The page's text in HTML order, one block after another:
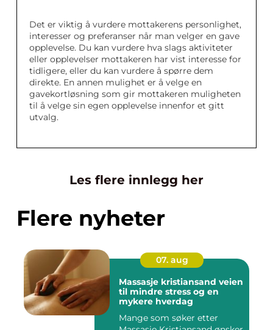
Det er viktig å vurdere mottakerens personlighet,
interesser og preferanser når man velger en gave
opplevelse. Du kan vurdere hva slags aktiviteter
eller opplevelser mottakeren har vist interesse for
tidligere, eller du kan vurdere å spørre dem
direkte. En annen mulighet er å velge en
gavekortløsning som gir mottakeren muligheten
til å velge sin egen opplevelse innenfor et gitt
utvalg.
Les flere innlegg her
Flere nyheter
07. aug
Massasje kristiansand veien
til mindre stress og en
mykere hverdag
Mange som søker etter